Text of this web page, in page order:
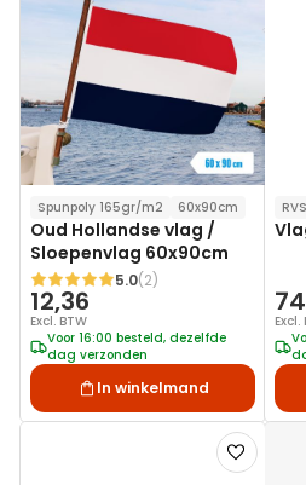
verlanglijst
Spunpoly 165gr/m2 60x90cm
Oud Hollandse vlag /
Sloepenvlag 60x90cm
Waardering:
5.0(2)
12,36
Excl. BTW
Voor 16:00 besteld, dezelfde
dag verzonden
In winkelmand
RVS
Excl.
Voeg
toe